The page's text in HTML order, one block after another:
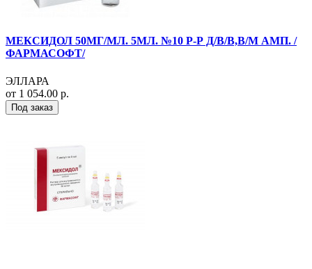
МЕКСИДОЛ 50МГ/МЛ. 5МЛ. №10 Р-Р Д/В/В,В/М АМП. /
ФАРМАСОФТ/
ЭЛЛАРА
от 1 054.00 р.
Под заказ